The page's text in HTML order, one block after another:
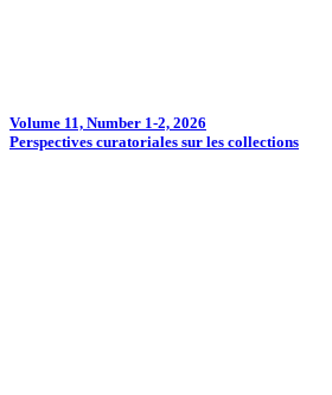
Volume 11, Number 1-2, 2026
Perspectives curatoriales sur les collections